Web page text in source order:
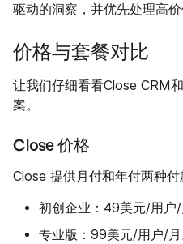
驱动的洞察，并优先处理高价
价格与套餐对比
让我们仔细看看Close CRM
案。
Close 价格
Close 提供月付和年付两种
初创企业： 49美元/用户/
专业版： 99美元/用户/月